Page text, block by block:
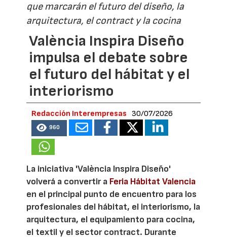
que marcarán el futuro del diseño, la
arquitectura, el contract y la cocina
València Inspira Diseño
impulsa el debate sobre
el futuro del hábitat y el
interiorismo
Redacción Interempresas 30/07/2026
960
La iniciativa 'València Inspira Diseño'
volverá a convertir a Feria Hábitat Valencia
en el principal punto de encuentro para los
profesionales del hábitat, el interiorismo, la
arquitectura, el equipamiento para cocina,
el textil y el sector contract. Durante